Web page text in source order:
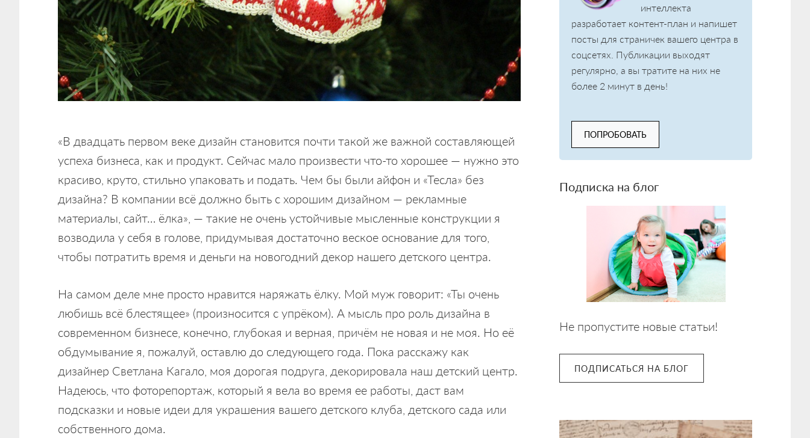
«В двадцать первом веке дизайн становится почти такой же важной составляющей
успеха бизнеса, как и продукт. Сейчас мало произвести что-то хорошее — нужно это
красиво, круто, стильно упаковать и подать. Чем бы были айфон и «Тесла» без
дизайна? В компании всё должно быть с хорошим дизайном — рекламные
материалы, сайт… ёлка», — такие не очень устойчивые мысленные конструкции я
возводила у себя в голове, придумывая достаточно веское основание для того,
чтобы потратить время и деньги на новогодний декор нашего детского центра.
На самом деле мне просто нравится наряжать ёлку. Мой муж говорит: «Ты очень
любишь всё блестящее» (произносится с упрёком). А мысль про роль дизайна в
современном бизнесе, конечно, глубокая и верная, причём не новая и не моя. Но её
обдумывание я, пожалуй, оставлю до следующего года. Пока расскажу как
дизайнер Светлана Кагало, моя дорогая подруга, декорировала наш детский центр.
Надеюсь, что фоторепортаж, который я вела во время ее работы, даст вам
подсказки и новые идеи для украшения вашего детского клуба, детского сада или
собственного дома.
интеллекта
разработает контент-план и напишет
посты для страничек вашего центра в
соцсетях. Публикации выходят
регулярно, а вы тратите на них не
более 2 минут в день!
ПОПРОБОВАТЬ
Подписка на блог
Не пропустите новые статьи!
ПОДПИСАТЬСЯ НА БЛОГ